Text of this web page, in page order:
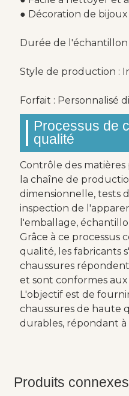
● Décoration de bijoux
Durée de l'échantillon
Style de production :
Forfait : Personnalisé
Processus de
qualité
Contrôle des
la chaîne de
dimensionnelle, tests
inspection de
l'emballage,
Grâce à ce processus
qualité, les fabricants
chaussures
et sont conformes
L'objectif est de
chaussures de haute
durables, répondant à
Produits connexes